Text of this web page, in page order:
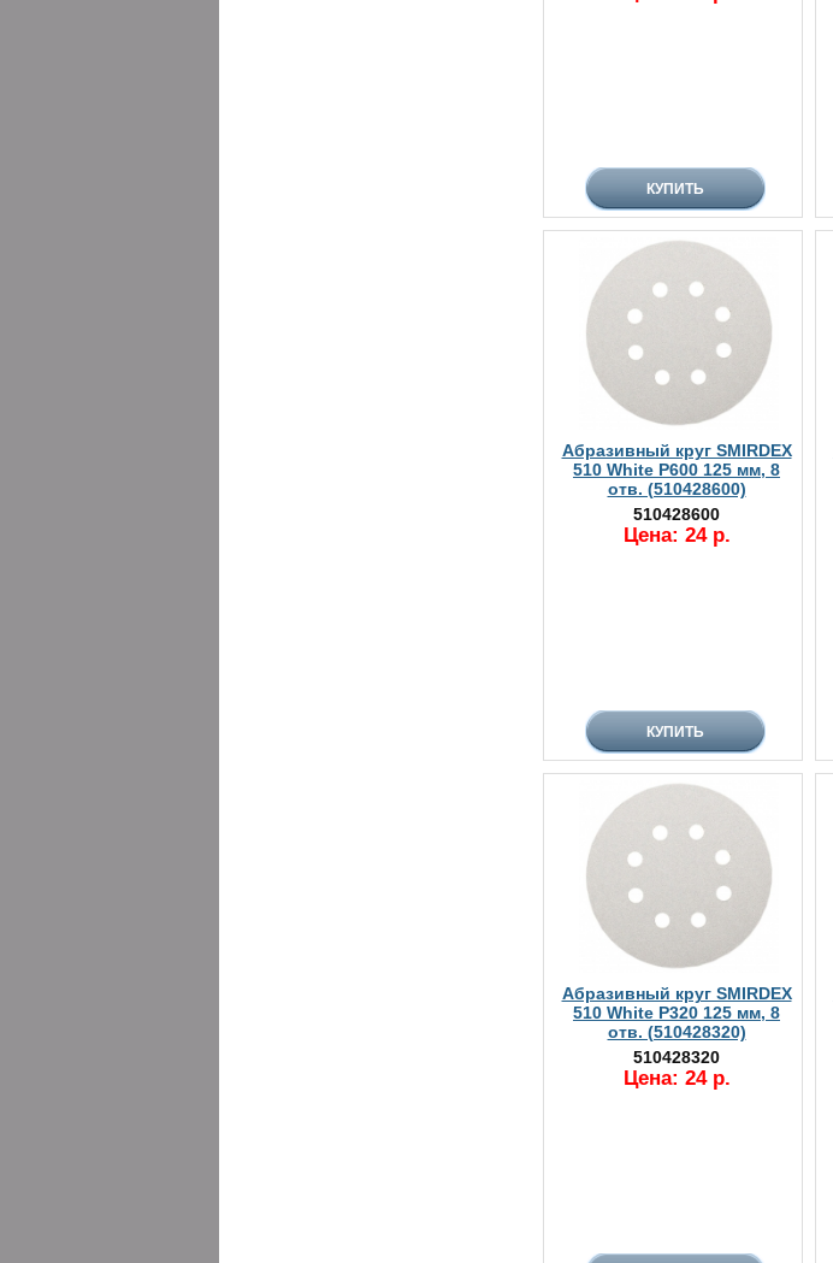
Абразивный круг SMIRDEX
510 White P600 125 мм, 8
отв. (510428600)
510428600
Цена: 24 р.
Абразивный круг SMIRDEX
510 White P320 125 мм, 8
отв. (510428320)
510428320
Цена: 24 р.